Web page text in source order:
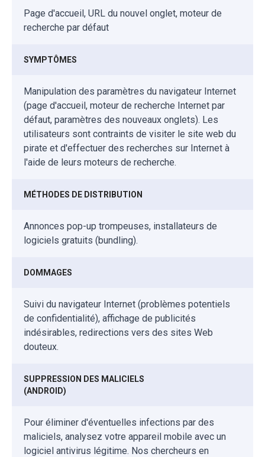
Page d'accueil, URL du nouvel onglet, moteur de
recherche par défaut
SYMPTÔMES
Manipulation des paramètres du navigateur Internet
(page d'accueil, moteur de recherche Internet par
défaut, paramètres des nouveaux onglets). Les
utilisateurs sont contraints de visiter le site web du
pirate et d'effectuer des recherches sur Internet à
l'aide de leurs moteurs de recherche.
MÉTHODES DE DISTRIBUTION
Annonces pop-up trompeuses, installateurs de
logiciels gratuits (bundling).
DOMMAGES
Suivi du navigateur Internet (problèmes potentiels
de confidentialité), affichage de publicités
indésirables, redirections vers des sites Web
douteux.
SUPPRESSION DES MALICIELS
(ANDROID)
Pour éliminer d'éventuelles infections par des
maliciels, analysez votre appareil mobile avec un
logiciel antivirus légitime. Nos chercheurs en